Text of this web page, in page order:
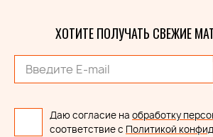
ХОТИТЕ ПОЛУЧАТЬ СВЕЖИЕ
Даю согласие на обработку
соответствие с Политикой